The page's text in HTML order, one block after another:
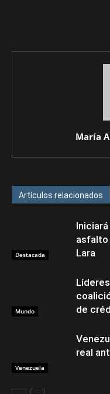
María
Artículos relacionados
Destacada
asfalto
Lara
Mundo
de
Venezuela
real